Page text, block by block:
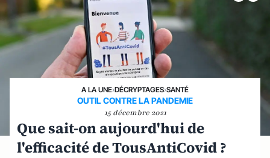
A LA UNE›DÉCRYPTAGES›SANTÉ
OUTIL CONTRE LA PANDEMIE
15 décembre 2021
Que sait-on aujourd'hui de
l'efficacité de TousAntiCovid ?